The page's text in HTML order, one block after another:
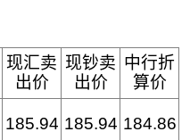
现汇卖
出价
现钞卖
出价
中行折
算价
185.94 185.94 184.86